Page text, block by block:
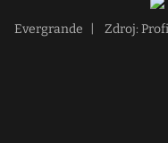
Evergrande Zdroj: